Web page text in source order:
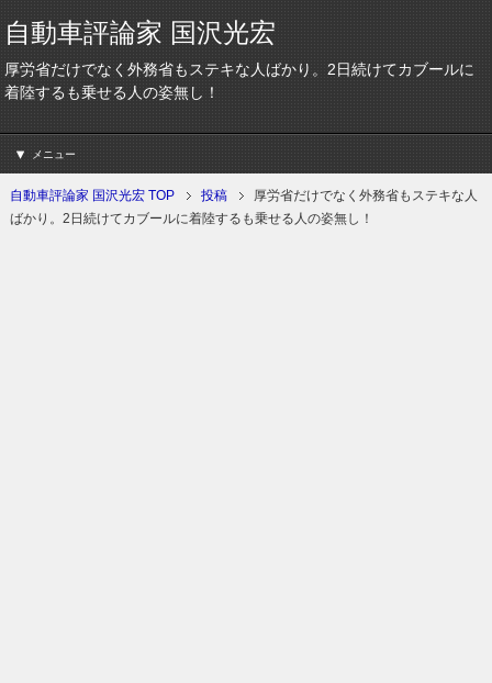
自動車評論家 国沢光宏
厚労省だけでなく外務省もステキな人ばかり。2日続けてカブールに
着陸するも乗せる人の姿無し！
メニュー
自動車評論家 国沢光宏 TOP 投稿
厚労省だけでなく外務省もステキな人
ばかり。2日続けてカブールに着陸するも乗せる人の姿無し！